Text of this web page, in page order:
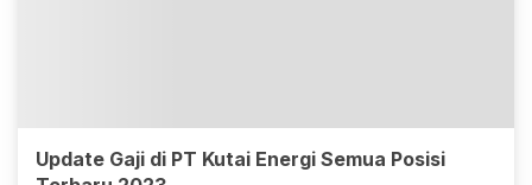
Update Gaji di PT Kutai Energi Semua Posisi